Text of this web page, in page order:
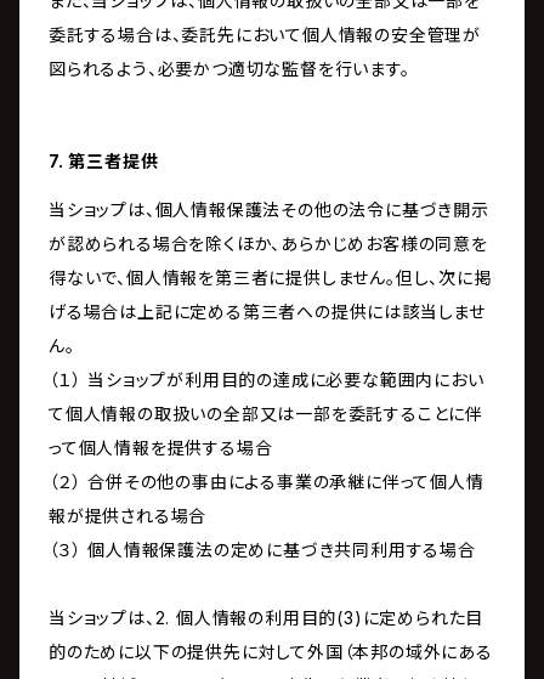
委託する場合は、委託先において個人情報の安全管理が
図られるよう、必要かつ適切な監督を行います。
7. 第三者提供
当ショップは、個人情報保護法その他の法令に基づき開示
が認められる場合を除くほか、あらかじめお客様の同意を
得ないで、個人情報を第三者に提供しません。但し、次に掲
げる場合は上記に定める第三者への提供には該当しませ
ん。
（１） 当ショップが利用目的の達成に必要な範囲内におい
て個人情報の取扱いの全部又は一部を委託することに伴
って個人情報を提供する場合
（２） 合併その他の事由による事業の承継に伴って個人情
報が提供される場合
（３） 個人情報保護法の定めに基づき共同利用する場合
当ショップは、2. 個人情報の利用目的(3)に定められた目
的のために以下の提供先に対して外国（本邦の域外にある